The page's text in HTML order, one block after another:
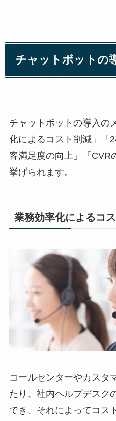
チャットボットの
チャットボットの導入の
化によるコスト削減」「
客満足度の向上」「CVR
挙げられます。
業務効率化によるコ
コールセンターやカスタ
たり、社内ヘルプデスク
でき、それによってコス